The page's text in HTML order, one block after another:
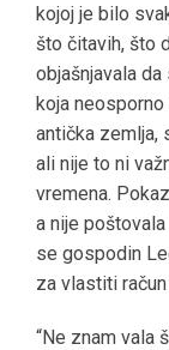
kojoj je bilo
što čitavih, što
objašnjavala
koja
antička zemlja,
ali nije to ni
vremena.
a nije
se gospodin
za vlastiti
“Ne znam vala